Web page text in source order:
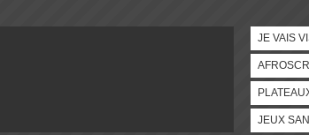
JE VAIS
JEUX